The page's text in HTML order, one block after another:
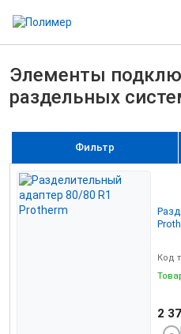
Элементы
раздельных
Фильтр
Код
2